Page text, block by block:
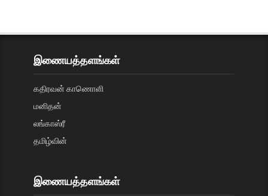
இணையத்தளங்கள்
கதிரவன் காணொளி
மனிதன்
லங்காஸ்ரீ
தமிழ்வின்
இணையத்தளங்கள்